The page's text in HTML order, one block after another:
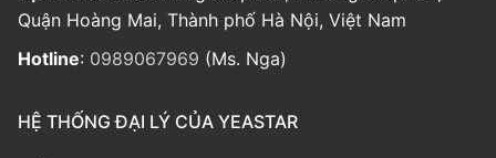
Quận Hoàng Mai, Thành phố Hà Nội, Việt Nam
Hotline: 0989067969 (Ms. Nga)
HỆ THỐNG ĐẠI LÝ CỦA YEASTAR